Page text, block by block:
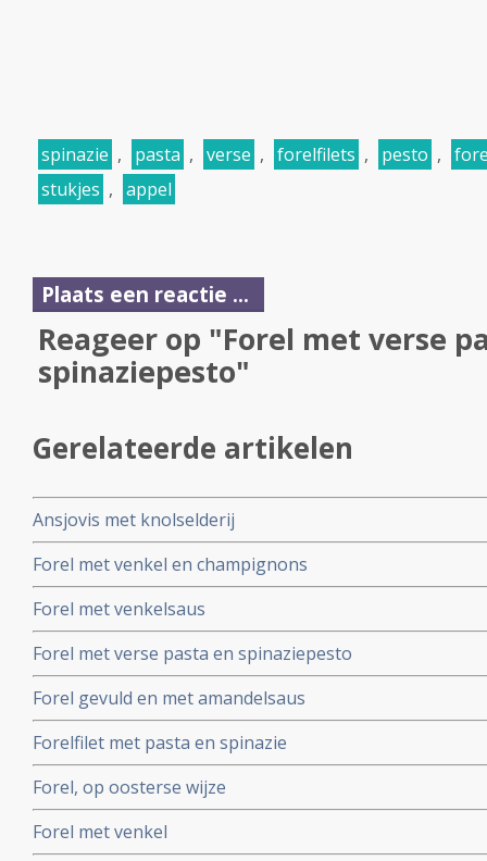
spinazie , pasta , verse , forelfilets , pesto ,
stukjes , appel
Plaats een reactie ...
Reageer op "Forel met verse
spinaziepesto"
Gerelateerde artikelen
Ansjovis met knolselderij
Forel met venkel en champignons
Forel met venkelsaus
Forel met verse pasta en spinaziepesto
Forel gevuld en met amandelsaus
Forelfilet met pasta en spinazie
Forel, op oosterse wijze
Forel met venkel